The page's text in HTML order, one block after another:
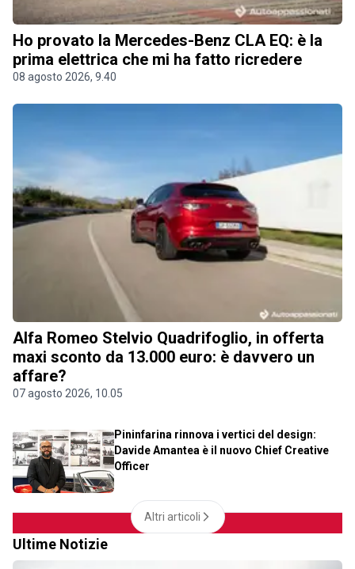
Ho provato la Mercedes-Benz CLA EQ: è la
prima elettrica che mi ha fatto ricredere
08 agosto 2026, 9.40
Alfa Romeo Stelvio Quadrifoglio, in offerta
maxi sconto da 13.000 euro: è davvero un
affare?
07 agosto 2026, 10.05
Pininfarina rinnova i vertici del design:
Davide Amantea è il nuovo Chief Creative
Officer
Altri articoli
Ultime Notizie